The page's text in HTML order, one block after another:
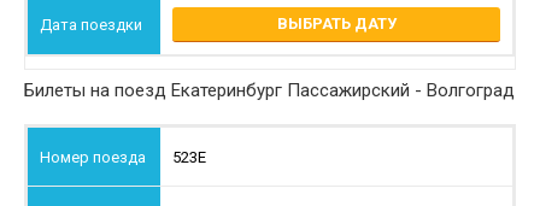
ВЫБРАТЬ ДАТУ
Билеты на поезд Екатеринбург Пассажирский - Волгоград
523Е